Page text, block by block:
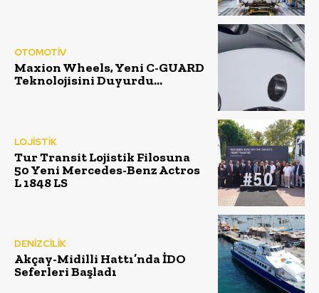
OTOMOTİV
Maxion Wheels, Yeni C-GUARD
Teknolojisini Duyurdu…
LOJİSTİK
Tur Transit Lojistik Filosuna
50 Yeni Mercedes-Benz Actros
L 1848 LS
DENİZCİLİK
Akçay-Midilli Hattı’nda İDO
Seferleri Başladı